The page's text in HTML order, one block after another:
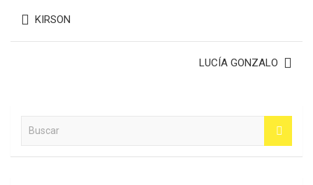
de
KIRSON
LUCÍA GONZALO